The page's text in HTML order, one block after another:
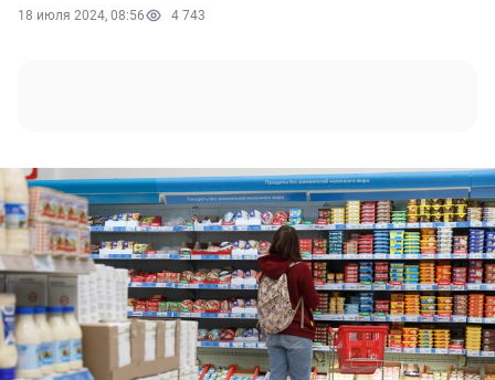
18 июля 2024, 08:56 4 743